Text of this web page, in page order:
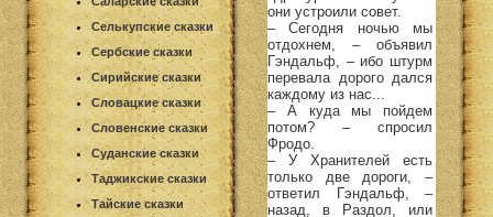
Селькупские сказки
Сербские сказки
Сирийские сказки
Словацкие сказки
Словенские сказки
Суданские сказки
Таджикские сказки
Тайские сказки
они устроили совет.
– Сегодня ночью мы
отдохнем, – объявил
Гэндальф, – ибо штурм
перевала дорого дался
каждому из нас...
– А куда мы пойдем
потом? – спросил
Фродо.
– У Хранителей есть
только две дороги, –
ответил Гэндальф, –
назад, в Раздол, или